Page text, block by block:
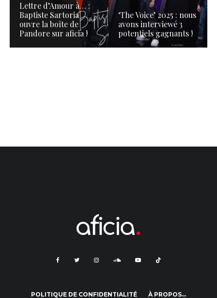
Lettre d’Amour à… :
Baptiste Sartoria
ouvre la boîte de
Pandore sur aficia !
‘The Voice’ 2025 : nous
avons interviewé 3
potentiels gagnants !
POLITIQUE DE CONFIDENTIALITÉ À PROPOS…